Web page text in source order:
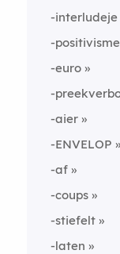
-interludeje
-positivisme
-euro
-
-aier
-ENVELOP
-af
-coups
-stiefelt
-laten